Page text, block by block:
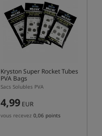
Kryston Super Rocket Tubes
PVA Bags
Sacs Solubles PVA
4,99 EUR
vous recevez 0,06 points